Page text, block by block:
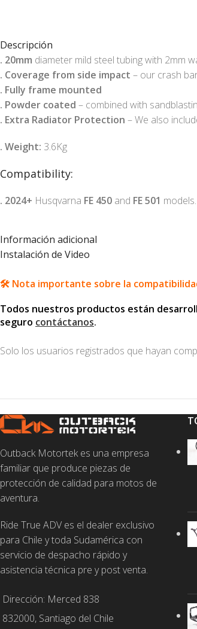
Descripción
. 20mm diameter mild steel tubing with 2mm
. Coverage from side impact – our crash
. Fully frame mounted
. Powder coated – combined with
. Extra Radiator Protection – We also
. Weight: 3.6Kg
Compatibility:
. 2024+ Husqvarna FE 450 and FE 501 models.
Información adicional
Instalación de Video
🛠️ Nota importante sobre la
Todos nuestros productos están
seguro contáctanos.
Solo los usuarios registrados que hayan
Outback Motortek es una empresa
familiar que produce piezas de
protección de calidad para motos de
aventura.
Ride True ADV es el dealer exclusivo
para Chile y toda Sudamérica con
servicio de despacho rápido y
asistencia técnica pre y post venta.
Dirección: Merced 838
832000, Santiago del Chile